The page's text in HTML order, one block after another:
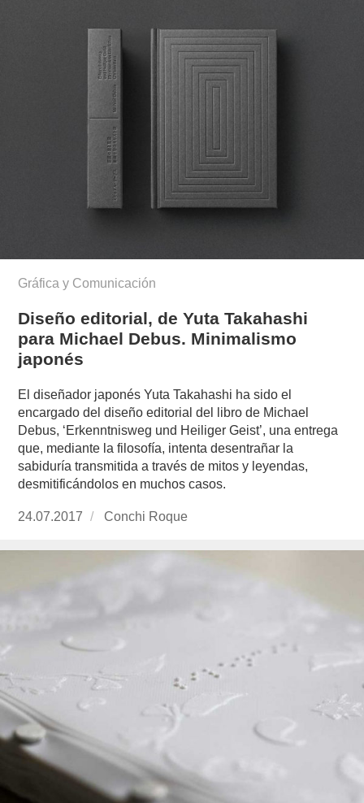
Gráfica y Comunicación
Diseño editorial, de Yuta Takahashi
para Michael Debus. Minimalismo
japonés
El diseñador japonés Yuta Takahashi ha sido el
encargado del diseño editorial del libro de Michael
Debus, ‘Erkenntnisweg und Heiliger Geist’, una entrega
que, mediante la filosofía, intenta desentrañar la
sabiduría transmitida a través de mitos y leyendas,
desmitificándolos en muchos casos.
Publicado
24.07.2017
https://www.experimenta.es/author/conchi-
Conchi Roque